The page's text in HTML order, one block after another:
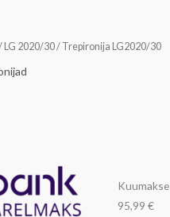
LG 2020/30/ Trepironija LG2020/30
95,99 €